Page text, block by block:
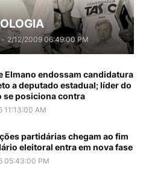
- 2/12/2009 06:49:00 PM
Elmano endossam candidatura
a deputado estadual; líder do
se posiciona contra
11:13:00 AM
partidárias chegam ao fim
eleitoral entra em nova fase
05:43:00 PM